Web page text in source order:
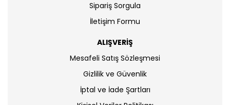
Sipariş Sorgula
İletişim Formu
ALIŞVERİŞ
Mesafeli Satış Sözleşmesi
Gizlilik ve Güvenlik
İptal ve İade Şartları